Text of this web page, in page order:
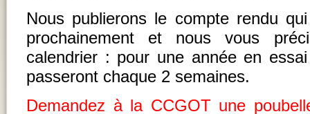
Nous publierons le compte rendu
prochainement et nous vous
calendrier : pour une année en
passeront chaque 2 semaines.
Demandez à la CCGOT une